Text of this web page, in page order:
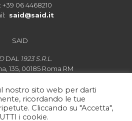
+39 06 4468210
said@said.it
SAID
DAL
1923 S.R.L.
135, 00185 Roma RM
rimarrà aperto dal martedì alla
ore 10:00 alle ore 20:00.
nostro sito web per darti
ricordando le tue
Cliccando su "Accetta",
i cookie.